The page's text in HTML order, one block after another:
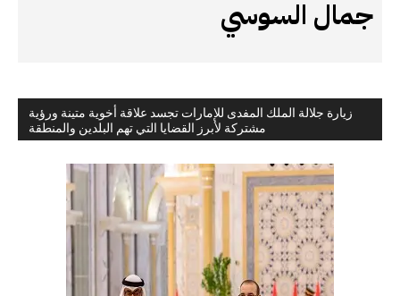
زيارة جلالة الملك المفدى للإمارات تجسد علاقة أخوية متينة ورؤية
مشتركة لأبرز القضايا التي تهم البلدين والمنطقة
جمال السوسي